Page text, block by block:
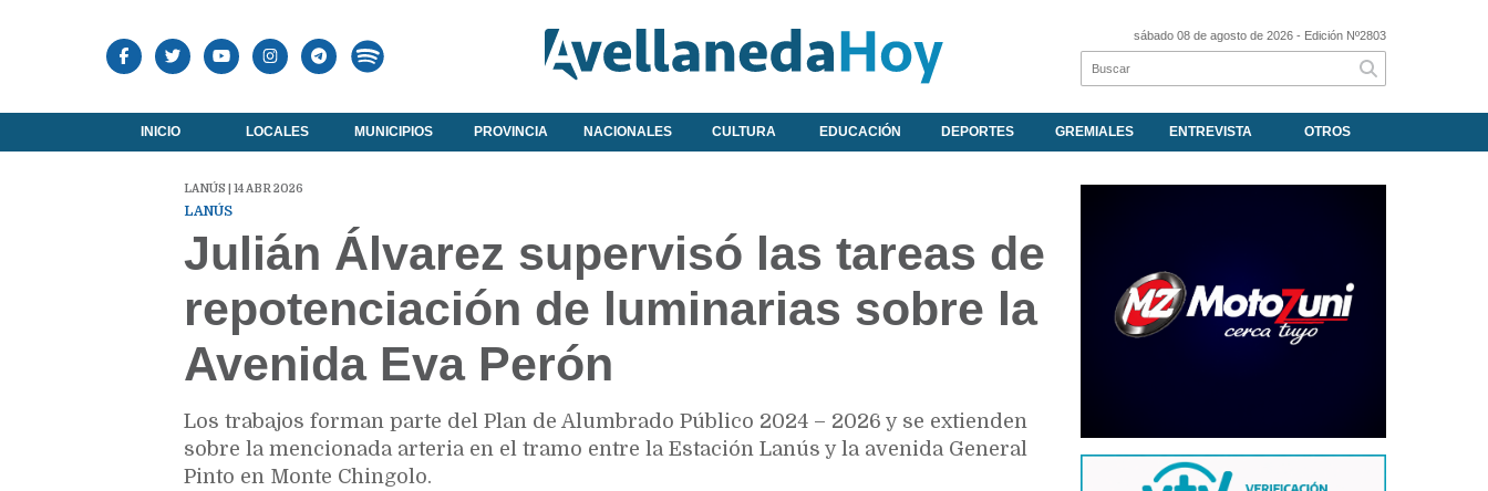
sábado 08 de agosto de 2026 - Edición Nº2803
INICIO LOCALES MUNICIPIOS PROVINCIA NACIONALES CULTURA EDUCACIÓN DEPORTES GREMIALES ENTREVISTA OTROS
LANÚS | 14 ABR 2026
LANÚS
Julián Álvarez supervisó las tareas de
repotenciación de luminarias sobre la
Avenida Eva Perón
Los trabajos forman parte del Plan de Alumbrado Público 2024 – 2026 y se extienden
sobre la mencionada arteria en el tramo entre la Estación Lanús y la avenida General
Pinto en Monte Chingolo.